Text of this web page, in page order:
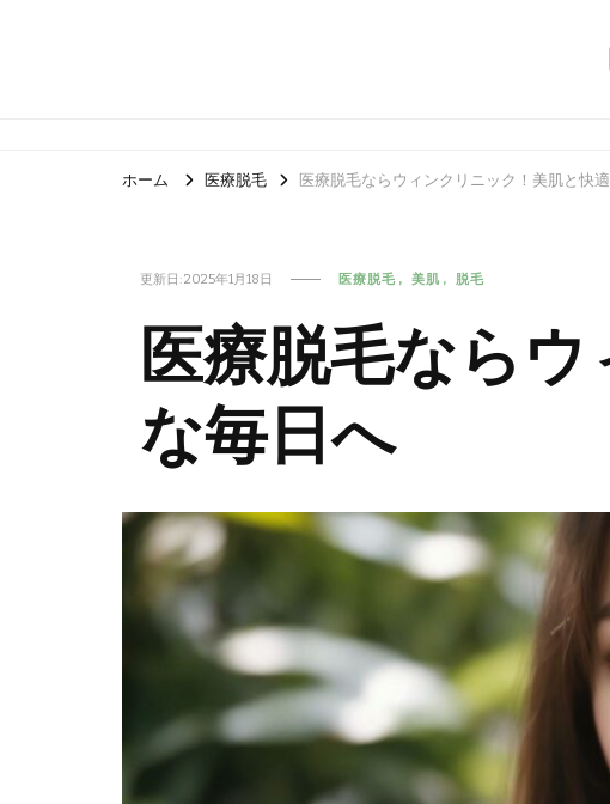
ホーム 医療脱毛 医療脱毛ならウィンクリニック！美肌と快
更新日:2025年1月18日 医療脱毛 美肌 脱毛
医療脱毛なら
な毎日へ